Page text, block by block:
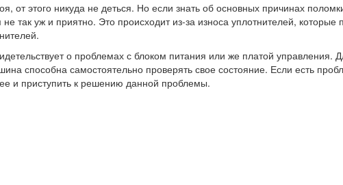
от этого никуда не деться. Но если знать об основных причинах
так уж и приятно. Это происходит из-за износа уплотнителей,
о проблемах с блоком питания или же платой
способна самостоятельно проверять свое состояние. Если есть
и приступить к решению данной проблемы.